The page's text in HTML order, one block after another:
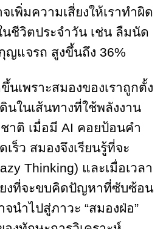
เพิ่มความเสี่ยงให้เราทำผิด
นชีวิตประจำวัน เช่น ลืมนัด
แจรถ สูงขึ้นถึง 36%
เพราะสมองของเราถูกตั้ง
นในเส้นทางที่ใช้พลังงาน
าติ เมื่อมี AI คอยป้อนคำ
เร็ว สมองจึงเรียนรู้ที่จะ
Thinking) และเมื่อเวลา
ยงที่จะขบคิดปัญหาที่ซับซ้อน
จนำไปสู่ภาวะ “สมองฝ่อ”